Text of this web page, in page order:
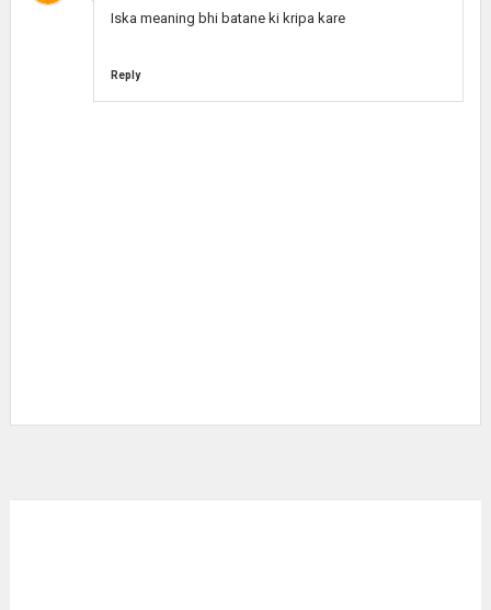
Iska meaning bhi batane ki kripa kare
Reply